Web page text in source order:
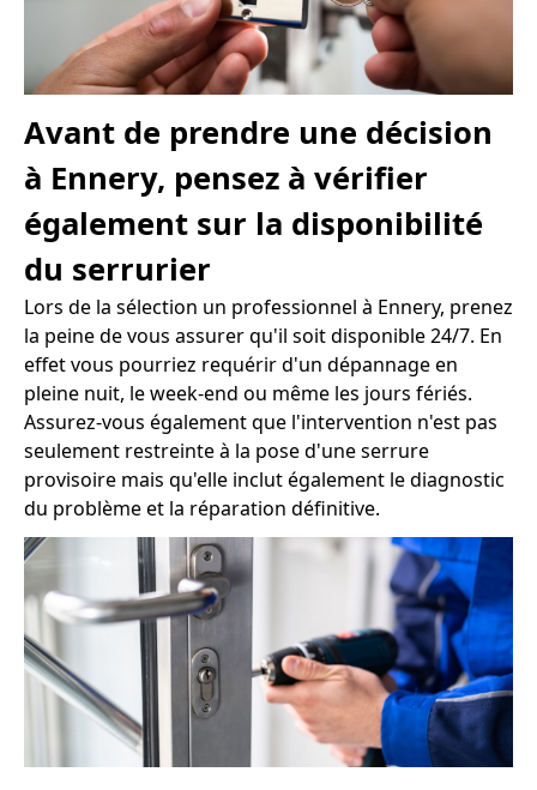
Avant de prendre une décision
à Ennery, pensez à vérifier
également sur la disponibilité
du serrurier
Lors de la sélection un professionnel à Ennery, prenez
la peine de vous assurer qu'il soit disponible 24/7. En
effet vous pourriez requérir d'un dépannage en
pleine nuit, le week-end ou même les jours fériés.
Assurez-vous également que l'intervention n'est pas
seulement restreinte à la pose d'une serrure
provisoire mais qu'elle inclut également le diagnostic
du problème et la réparation définitive.